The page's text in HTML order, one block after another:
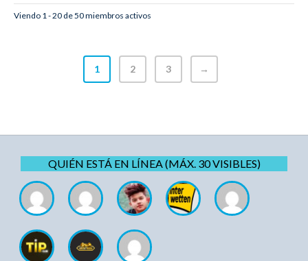
Viendo 1 - 20 de 50 miembros activos
1 2 3 →
QUIÉN ESTÁ EN LÍNEA (MÁX. 30 VISIBLES)